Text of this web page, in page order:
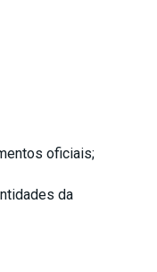
oficiais;
da